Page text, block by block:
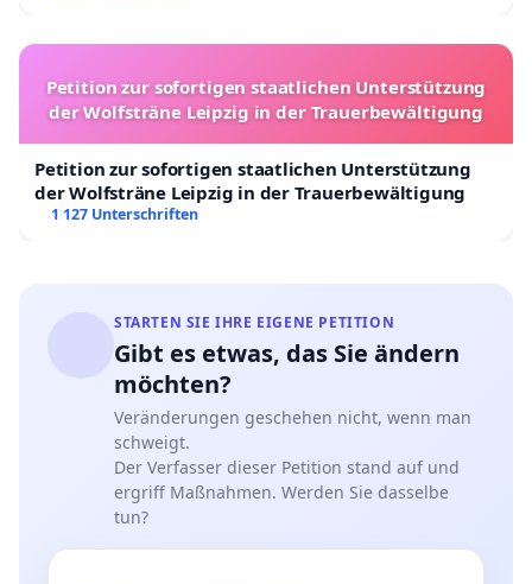
Petition zur sofortigen staatlichen Unterstützung
der Wolfsträne Leipzig in der Trauerbewältigung
Petition zur sofortigen staatlichen Unterstützung
der Wolfsträne Leipzig in der Trauerbewältigung
1 127 Unterschriften
STARTEN SIE IHRE EIGENE PETITION
Gibt es etwas, das Sie ändern
möchten?
Veränderungen geschehen nicht, wenn man
schweigt.
Der Verfasser dieser Petition stand auf und
ergriff Maßnahmen. Werden Sie dasselbe
tun?